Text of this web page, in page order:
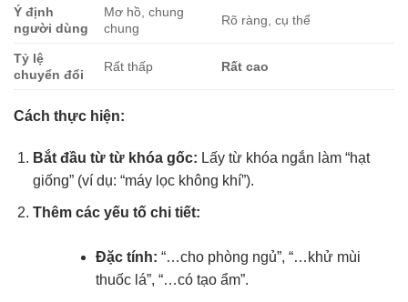
Ý định
người dùng
Mơ hồ, chung
chung
Rõ ràng, cụ thể
Tỷ lệ
chuyển đổi
Rất thấp Rất cao
Cách thực hiện:
Bắt đầu từ từ khóa gốc: Lấy từ khóa ngắn làm “hạt
giống” (ví dụ: “máy lọc không khí”).
Thêm các yếu tố chi tiết:
Đặc tính: “…cho phòng ngủ”, “…khử mùi
thuốc lá”, “…có tạo ẩm”.